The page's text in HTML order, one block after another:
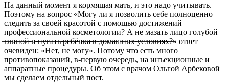
На данный момент я кормящая мать, и это надо учитывать.
Поэтому на вопрос «Могу ли я позволить себе полноценно
следить за своей красотой с помощью достижений
профессиональной косметологии? ̶А̶ ̶н̶е̶ ̶м̶а̶з̶а̶т̶ь̶ ̶л̶и̶ц̶о̶ ̶г̶о̶л̶у̶б̶о̶й̶
̶г̶л̶и̶н̶о̶й̶ ̶и̶ ̶п̶у̶г̶а̶т̶ь̶ ̶р̶е̶б̶ё̶н̶к̶а̶ ̶в̶ ̶д̶о̶м̶а̶ш̶н̶и̶х̶ ̶у̶с̶л̶о̶в̶и̶я̶х̶?̶» ответ
очевиден: «Нет, не могу». Потому что есть много
противопоказаний, в-первую очередь, на инъекционные и
аппаратные процедуры. Об этом с врачом Ольгой Арбековой
мы сделаем отдельный пост.